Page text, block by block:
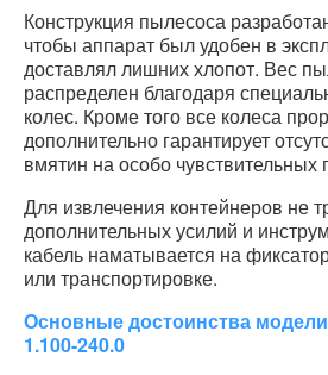
Конструкция пылесоса
чтобы аппарат был удобен в
доставлял лишних хлопот. Вес
распределен благодаря
колес. Кроме того все колеса
дополнительно гарантирует
вмятин на особо чувствительных
Для извлечения контейнеров не
дополнительных усилий и
кабель наматывается на
или транспортировке.
Основные достоинства модели
1.100-240.0